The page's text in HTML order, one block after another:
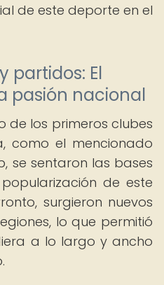
de este deporte en el
partidos: El
pasión nacional
de los primeros clubes
como el mencionado
se sentaron las bases
de este
surgieron nuevos
lo que permitió
a lo largo y ancho